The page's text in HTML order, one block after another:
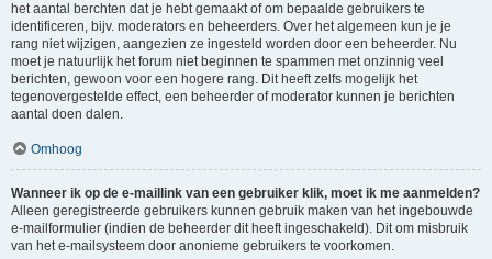
het aantal berchten dat je hebt gemaakt of om bepaalde gebruikers te
identificeren, bijv. moderators en beheerders. Over het algemeen kun je je
rang niet wijzigen, aangezien ze ingesteld worden door een beheerder. Nu
moet je natuurlijk het forum niet beginnen te spammen met onzinnig veel
berichten, gewoon voor een hogere rang. Dit heeft zelfs mogelijk het
tegenovergestelde effect, een beheerder of moderator kunnen je berichten
aantal doen dalen.
Omhoog
Wanneer ik op de e-maillink van een gebruiker klik, moet ik me aanmelden?
Alleen geregistreerde gebruikers kunnen gebruik maken van het ingebouwde
e-mailformulier (indien de beheerder dit heeft ingeschakeld). Dit om misbruik
van het e-mailsysteem door anonieme gebruikers te voorkomen.